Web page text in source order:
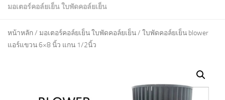
มอเตอร์คอล์ยเย็น ใบพัดคอล์ยเย็น
หน้าหลัก/ มอเตอร์คอล์ยเย็น ใบพัดคอล์ยเย็น/ ใบพัดคอล์ยเย็น blower
แอร์แขวน 6×8 นิ้ว แกน 1/2นิ้ว